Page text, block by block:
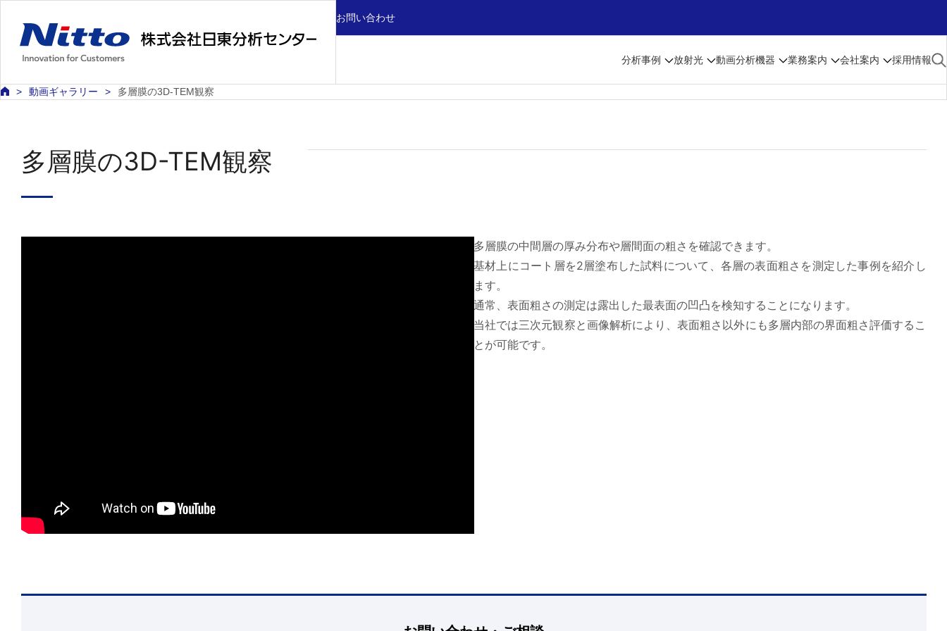
お問い合わせ
分析事例 放射光 動画分析機器 業務案内 会社案内 採用情報
動画ギャラリー 多層膜の3D-TEM観察
多層膜の3D-TEM観察
多層膜の中間層の厚み分布や層間面の粗さを確認できます。
基材上にコート層を2層塗布した試料について、各層の表面粗さを測定した事例を紹介し
ます。
通常、表面粗さの測定は露出した最表面の凹凸を検知することになります。
当社では三次元観察と画像解析により、表面粗さ以外にも多層内部の界面粗さ評価するこ
とが可能です。